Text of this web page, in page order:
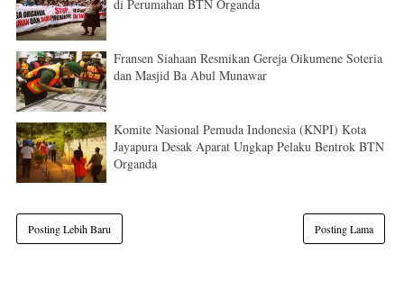
di Perumahan BTN Organda
Fransen Siahaan Resmikan Gereja Oikumene Soteria
dan Masjid Ba Abul Munawar
Komite Nasional Pemuda Indonesia (KNPI) Kota
Jayapura Desak Aparat Ungkap Pelaku Bentrok BTN
Organda
Posting Lebih Baru Posting Lama